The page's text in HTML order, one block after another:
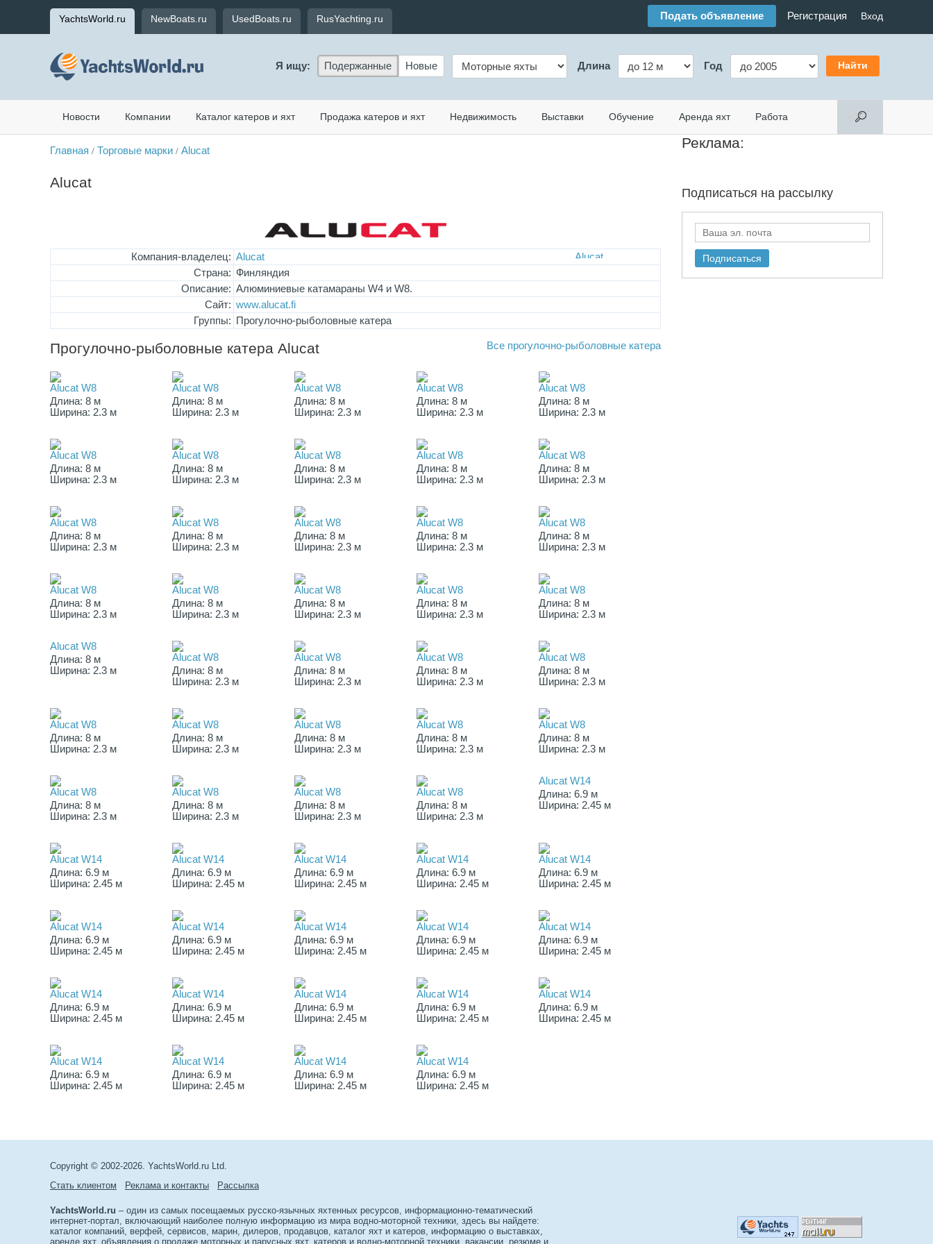
YachtsWorld.ru NewBoats.ru UsedBoats.ru RusYachting.ru Подать объявление Регистрация Вход
Я ищу: Подержанные Новые Длина Год
Новости Компании Каталог катеров и яхт Продажа катеров и яхт Недвижимость Выставки Обучение Аренда яхт Работа
Главная / Торговые марки / Alucat
Alucat
Компания-владелец: Alucat
Страна: Финляндия
Описание: Алюминиевые катамараны W4 и W8.
Сайт: www.alucat.fi
Группы:
Прогулочно-рыболовные катера
Прогулочно-рыболовные катера Alucat Все прогулочно-рыболовные катера
Alucat W8
Длина: 8 м
Ширина: 2.3 м
Alucat W8
Длина: 8 м
Ширина: 2.3 м
Alucat W8
Длина: 8 м
Ширина: 2.3 м
Alucat W8
Длина: 8 м
Ширина: 2.3 м
Alucat W8
Длина: 8 м
Ширина: 2.3 м
Alucat W8
Длина: 8 м
Ширина: 2.3 м
Alucat W8
Длина: 8 м
Ширина: 2.3 м
Alucat W8
Длина: 8 м
Ширина: 2.3 м
Alucat W8
Длина: 8 м
Ширина: 2.3 м
Alucat W8
Длина: 8 м
Ширина: 2.3 м
Alucat W8
Длина: 8 м
Ширина: 2.3 м
Alucat W8
Длина: 8 м
Ширина: 2.3 м
Alucat W8
Длина: 8 м
Ширина: 2.3 м
Alucat W8
Длина: 8 м
Ширина: 2.3 м
Alucat W8
Длина: 8 м
Ширина: 2.3 м
Alucat W8
Длина: 8 м
Ширина: 2.3 м
Alucat W8
Длина: 8 м
Ширина: 2.3 м
Alucat W8
Длина: 8 м
Ширина: 2.3 м
Alucat W8
Длина: 8 м
Ширина: 2.3 м
Alucat W8
Длина: 8 м
Ширина: 2.3 м
Alucat W8
Длина: 8 м
Ширина: 2.3 м
Alucat W8
Длина: 8 м
Ширина: 2.3 м
Alucat W8
Длина: 8 м
Ширина: 2.3 м
Alucat W8
Длина: 8 м
Ширина: 2.3 м
Alucat W8
Длина: 8 м
Ширина: 2.3 м
Alucat W8
Длина: 8 м
Ширина: 2.3 м
Alucat W8
Длина: 8 м
Ширина: 2.3 м
Alucat W8
Длина: 8 м
Ширина: 2.3 м
Alucat W8
Длина: 8 м
Ширина: 2.3 м
Alucat W8
Длина: 8 м
Ширина: 2.3 м
Alucat W8
Длина: 8 м
Ширина: 2.3 м
Alucat W8
Длина: 8 м
Ширина: 2.3 м
Alucat W8
Длина: 8 м
Ширина: 2.3 м
Alucat W8
Длина: 8 м
Ширина: 2.3 м
Alucat W14
Длина: 6.9 м
Ширина: 2.45 м
Alucat W14
Длина: 6.9 м
Ширина: 2.45 м
Alucat W14
Длина: 6.9 м
Ширина: 2.45 м
Alucat W14
Длина: 6.9 м
Ширина: 2.45 м
Alucat W14
Длина: 6.9 м
Ширина: 2.45 м
Alucat W14
Длина: 6.9 м
Ширина: 2.45 м
Alucat W14
Длина: 6.9 м
Ширина: 2.45 м
Alucat W14
Длина: 6.9 м
Ширина: 2.45 м
Alucat W14
Длина: 6.9 м
Ширина: 2.45 м
Alucat W14
Длина: 6.9 м
Ширина: 2.45 м
Alucat W14
Длина: 6.9 м
Ширина: 2.45 м
Alucat W14
Длина: 6.9 м
Ширина: 2.45 м
Alucat W14
Длина: 6.9 м
Ширина: 2.45 м
Alucat W14
Длина: 6.9 м
Ширина: 2.45 м
Alucat W14
Длина: 6.9 м
Ширина: 2.45 м
Alucat W14
Длина: 6.9 м
Ширина: 2.45 м
Alucat W14
Длина: 6.9 м
Ширина: 2.45 м
Alucat W14
Длина: 6.9 м
Ширина: 2.45 м
Alucat W14
Длина: 6.9 м
Ширина: 2.45 м
Alucat W14
Длина: 6.9 м
Ширина: 2.45 м
Реклама:
Подписаться на рассылку
Copyright © 2002-2026. YachtsWorld.ru Ltd.
Стать клиентом
Реклама и контакты Рассылка
YachtsWorld.ru – один из самых посещаемых русско-язычных яхтенных ресурсов, информационно-тематический
интернет-портал, включающий наиболее полную информацию из мира водно-моторной техники, здесь вы найдете:
каталог компаний, верфей, сервисов, марин, дилеров, продавцов, каталог яхт и катеров, информацию о выставках,
аренде яхт, объявления о продаже моторных и парусных яхт, катеров и водно-моторной техники, вакансии, резюме и